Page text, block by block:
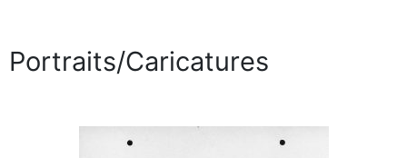
Portraits/Caricatures